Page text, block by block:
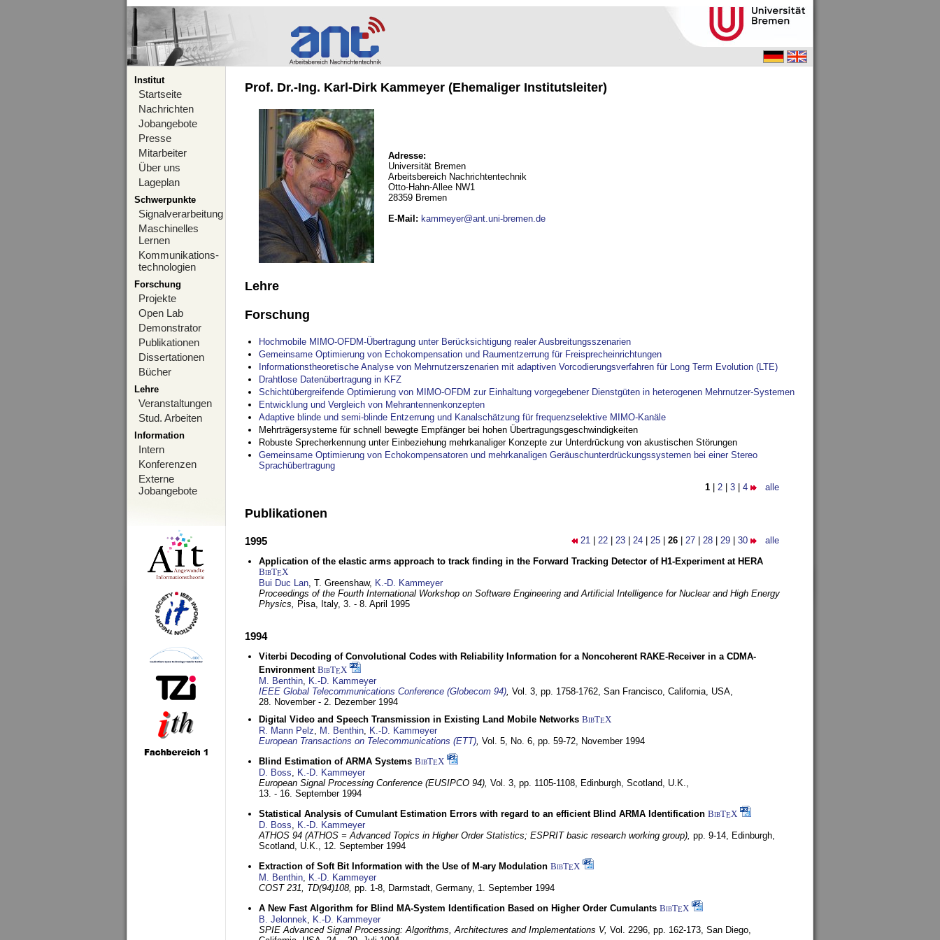
Institut
Startseite
Nachrichten
Jobangebote
Presse
Mitarbeiter
Über uns
Lageplan
Schwerpunkte
Signalverarbeitung
Maschinelles
Lernen
Kommunikations-
technologien
Forschung
Projekte
Open Lab
Demonstrator
Publikationen
Dissertationen
Bücher
Lehre
Veranstaltungen
Stud. Arbeiten
Information
Intern
Konferenzen
Externe
Jobangebote
Prof. Dr.-Ing. Karl-Dirk Kammeyer (Ehemaliger Institutsleiter)
Adresse:
Universität Bremen
Arbeitsbereich Nachrichtentechnik
Otto-Hahn-Allee NW1
28359 Bremen
E-Mail : kammeyer@ant.uni-bremen.de
Lehre
Forschung
Hochmobile MIMO-OFDM-Übertragung unter Berücksichtigung realer Ausbreitungsszenarien
Gemeinsame Optimierung von Echokompensation und Raumentzerrung für Freisprecheinrichtungen
Informationstheoretische Analyse von Mehrnutzerszenarien mit adaptiven Vorcodierungsverfahren für Long Term Evolution (LTE)
Drahtlose Datenübertragung in KFZ
Schichtübergreifende Optimierung von MIMO-OFDM zur Einhaltung vorgegebener Dienstgüten in heterogenen Mehrnutzer-Systemen
Entwicklung und Vergleich von Mehrantennenkonzepten
Adaptive blinde und semi-blinde Entzerrung und Kanalschätzung für frequenzselektive MIMO-Kanäle
Mehrträgersysteme für schnell bewegte Empfänger bei hohen Übertragungsgeschwindigkeiten
Robuste Sprecherkennung unter Einbeziehung mehrkanaliger Konzepte zur Unterdrückung von akustischen Störungen
Gemeinsame Optimierung von Echokompensatoren und mehrkanaligen Geräuschunterdrückungssystemen bei einer Stereo
Sprachübertragung
1 2 3 4 alle
Publikationen
21 22 23 24 25 26 27 28 29 30 alle
1995
Application of the elastic arms approach to track finding in the Forward Tracking Detector of H1-Experiment at HERA
BibTEX
Bui Duc Lan, T. Greenshaw, K.-D. Kammeyer
Proceedings of the Fourth International Workshop on Software Engineering and Artificial Intelligence for Nuclear and High Energy
Physics, Pisa, Italy, 3. - 8. April 1995
1994
Viterbi Decoding of Convolutional Codes with Reliability Information for a Noncoherent RAKE-Receiver in a CDMA-
Environment BibTEX
M. Benthin, K.-D. Kammeyer
IEEE Global Telecommunications Conference (Globecom 94), Vol. 3, pp. 1758-1762, San Francisco, California, USA,
28. November - 2. Dezember 1994
Digital Video and Speech Transmission in Existing Land Mobile Networks BibTEX
R. Mann Pelz, M. Benthin, K.-D. Kammeyer
European Transactions on Telecommunications (ETT), Vol. 5, No. 6, pp. 59-72, November 1994
Blind Estimation of ARMA Systems BibTEX
D. Boss, K.-D. Kammeyer
European Signal Processing Conference (EUSIPCO 94), Vol. 3, pp. 1105-1108, Edinburgh, Scotland, U.K.,
13. - 16. September 1994
Statistical Analysis of Cumulant Estimation Errors with regard to an efficient Blind ARMA Identification BibTEX
D. Boss, K.-D. Kammeyer
ATHOS 94 (ATHOS = Advanced Topics in Higher Order Statistics; ESPRIT basic research working group), pp. 9-14, Edinburgh,
Scotland, U.K., 12. September 1994
Extraction of Soft Bit Information with the Use of M-ary Modulation BibTEX
M. Benthin, K.-D. Kammeyer
COST 231, TD(94)108, pp. 1-8, Darmstadt, Germany, 1. September 1994
A New Fast Algorithm for Blind MA-System Identification Based on Higher Order Cumulants BibTEX
B. Jelonnek, K.-D. Kammeyer
SPIE Advanced Signal Processing: Algorithms, Architectures and Implementations V, Vol. 2296, pp. 162-173, San Diego,